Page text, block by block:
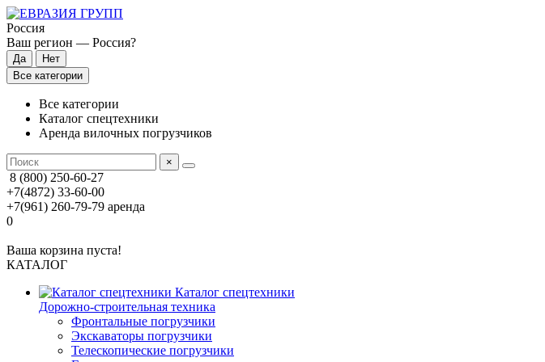
Россия
Ваш регион — Россия?
Все категории
Все категории
Каталог спецтехники
Аренда вилочных погрузчиков
×
8 (800) 250-60-27
+7(4872) 33-60-00
+7(961) 260-79-79 аренда
0
Ваша корзина пуста!
КАТАЛОГ
Каталог спецтехники
Дорожно-строительная техника
Фронтальные погрузчики
Экскаваторы погрузчики
Телескопические погрузчики